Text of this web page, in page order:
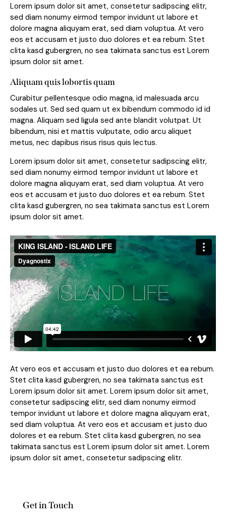
Lorem ipsum dolor sit amet, consetetur sadipscing elitr,
sed diam nonumy eirmod tempor invidunt ut labore et
dolore magna aliquyam erat, sed diam voluptua. At vero
eos et accusam et justo duo dolores et ea rebum. Stet
clita kasd gubergren, no sea takimata sanctus est Lorem
ipsum dolor sit amet.
Aliquam quis lobortis quam
Curabitur pellentesque odio magna, id malesuada arcu
sodales ut. Sed sed quam ut ex bibendum commodo id id
magna. Aliquam sed ligula sed ante blandit volutpat. Ut
bibendum, nisi et mattis vulputate, odio arcu aliquet
metus, nec dapibus risus risus quis lectus.
Lorem ipsum dolor sit amet, consetetur sadipscing elitr,
sed diam nonumy eirmod tempor invidunt ut labore et
dolore magna aliquyam erat, sed diam voluptua. At vero
eos et accusam et justo duo dolores et ea rebum. Stet
clita kasd gubergren, no sea takimata sanctus est Lorem
ipsum dolor sit amet.
At vero eos et accusam et justo duo dolores et ea rebum.
Stet clita kasd gubergren, no sea takimata sanctus est
Lorem ipsum dolor sit amet. Lorem ipsum dolor sit amet,
consetetur sadipscing elitr, sed diam nonumy eirmod
tempor invidunt ut labore et dolore magna aliquyam erat,
sed diam voluptua. At vero eos et accusam et justo duo
dolores et ea rebum. Stet clita kasd gubergren, no sea
takimata sanctus est Lorem ipsum dolor sit amet. Lorem
ipsum dolor sit amet, consetetur sadipscing elitr.
Get in Touch